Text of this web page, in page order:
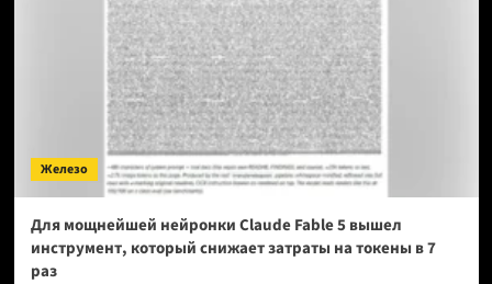
Железо
Для мощнейшей нейронки Claude Fable 5 вышел
инструмент, который снижает затраты на токены в 7
раз